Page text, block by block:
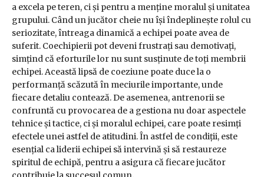
a excela pe teren, ci și pentru a menține moralul și unitatea
grupului. Când un jucător cheie nu își îndeplinește rolul cu
seriozitate, întreaga dinamică a echipei poate avea de
suferit. Coechipierii pot deveni frustrați sau demotivați,
simțind că eforturile lor nu sunt susținute de toți membrii
echipei. Această lipsă de coeziune poate duce la o
performanță scăzută în meciurile importante, unde
fiecare detaliu contează. De asemenea, antrenorii se
confruntă cu provocarea de a gestiona nu doar aspectele
tehnice și tactice, ci și moralul echipei, care poate resimți
efectele unei astfel de atitudini. În astfel de condiții, este
esențial ca liderii echipei să intervină și să restaureze
spiritul de echipă, pentru a asigura că fiecare jucător